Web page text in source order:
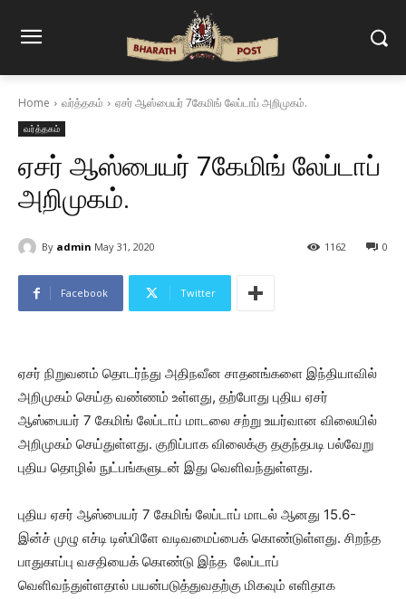
Home வர்த்தகம் ஏசர் ஆஸ்பையர் 7கேமிங் லேப்டாப் அறிமுகம்.
வர்த்தகம்
ஏசர் ஆஸ்பையர் 7கேமிங் லேப்டாப்
அறிமுகம்.
By admin May 31, 2020 0
1162
Facebook Twitter
ஏசர் நிறுவனம் தொடர்ந்து அதிநவீன சாதனங்களை இந்தியாவில்
அறிமுகம் செய்த வண்ணம் உள்ளது, தற்போது புதிய ஏசர்
ஆஸ்பையர் 7 கேமிங் லேப்டாப் மாடலை சற்று உயர்வான விலையில்
அறிமுகம் செய்துள்ளது. குறிப்பாக விலைக்கு தகுந்தபடி பல்வேறு
புதிய தொழில் நுட்பங்களுடன் இது வெளிவந்துள்ளது.
புதிய ஏசர் ஆஸ்பையர் 7 கேமிங் லேப்டாப் மாடல் ஆனது 15.6-
இன்ச் முழு எச்டி டிஸ்பிளே வடிவமைப்பைக் கொண்டுள்ளது. சிறந்த
பாதுகாப்பு வசதியைக் கொண்டு இந்த லேப்டாப்
வெளிவந்துள்ளதால் பயன்படுத்துவதற்கு மிகவும் எளிதாக